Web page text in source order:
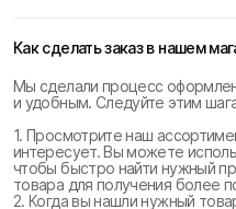
Как сделать заказ в нашем
Мы сделали процесс
и удобным. Следуйте этим
1. Просмотрите наш
интересует. Вы можете
чтобы быстро найти нужный
товара для получения более
2. Когда вы нашли нужный